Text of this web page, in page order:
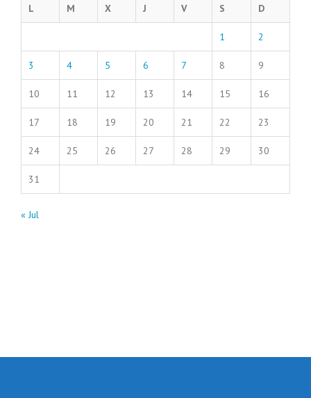
L M X J V S D
1 2
3 4 5 6 7 8 9
10 11 12 13 14 15 16
17 18 19 20 21 22 23
24 25 26 27 28 29 30
31
« Jul